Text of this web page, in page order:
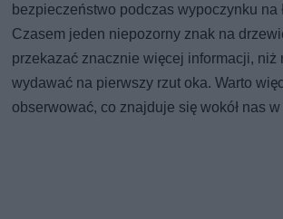
bezpieczeństwo podczas wypoczynku na
Czasem jeden niepozorny znak na
przekazać znacznie więcej informacji, niż
wydawać na pierwszy rzut oka. Warto
obserwować, co znajduje się wokół nas